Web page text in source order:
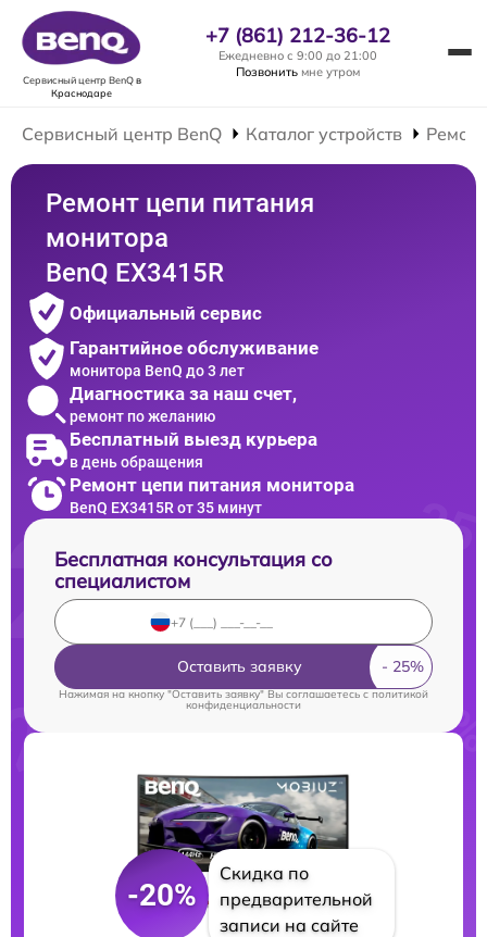
Сервисный центр BenQв
Краснодаре
+7 (861) 212-36-12
Ежедневно с 9:00 до 21:00
Позвонить мне утром
Сервисный центр BenQ Каталог устройств
Ремонт цепи питания
монитора
BenQ EX3415R
Официальный сервис
Гарантийное обслуживание
монитора BenQ до 3 лет
Диагностика за наш счет,
ремонт по желанию
Бесплатный выезд курьера
в день обращения
Ремонт цепи питания монитора
BenQ EX3415R от 35 минут
Бесплатная консультация со
специалистом
Оставить заявку
Нажимая на кнопку "Оставить заявку" Вы соглашаетесь cполитикой
конфиденциальности
-20%
Скидка по
предварительной
записи на сайте